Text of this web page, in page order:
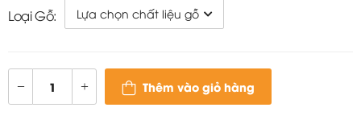
Loại Gỗ:
Thêm vào giỏ hàng